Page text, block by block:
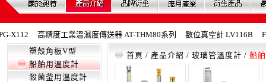
高精度工業溫濕度傳送器 AT-THM80系列 數位真空計 LV116B
塑殼角板V型
船舶用溫度計
殺菌釜用溫度計
首頁 / 產品介紹 / 玻璃管溫度計 / 船